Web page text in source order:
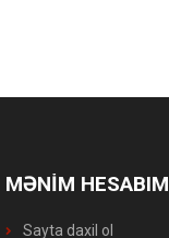
MƏNİM HESABIM
Sayta daxil ol